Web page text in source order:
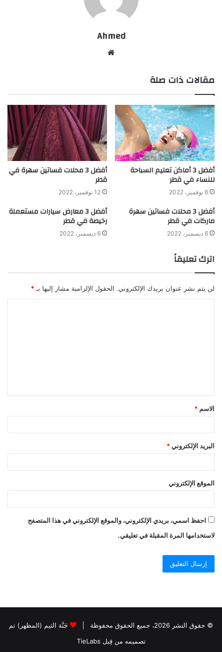
Ahmed
مقالات ذات صلة
أفضل 3 أماكن تعليم السباحة
للنساء في قطر
6 نوفمبر، 2022
أفضل 3 محلات فساتين سهرة في
قطر
12 نوفمبر، 2022
أفضل 3 محلات فساتين سهرة
ماركات في قطر
6 ديسمبر، 2022
أفضل 3 معارض سيارات مستعملة
رخيصة في قطر
6 ديسمبر، 2022
اترك تعليقاً
لن يتم نشر عنوان بريدك الإلكتروني. الحقول الإلزامية مشار إليها بـ *
الاسم *
البريد الإلكتروني *
الموقع الإلكتروني
احفظ اسمي، بريدي الإلكتروني، والموقع الإلكتروني في هذا المتصفح
لاستخدامها المرة المقبلة في تعليقي.
© حقوق النشر 2026، جميع الحقوق محفوظة |
جَنَّة الثيم (المظهر) تم
تصميمه من قِبل TieLabs